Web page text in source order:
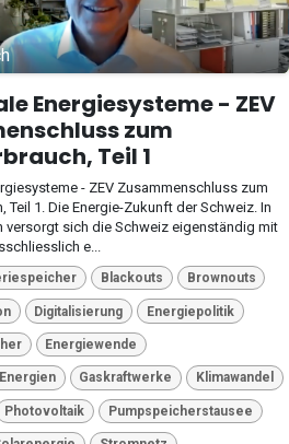
Energiesysteme - ZEV
zum
Teil 1
- ZEV Zusammenschluss zum
Teil 1. Die Energie-Zukunft der Schweiz. In
versorgt sich die Schweiz eigenständig mit
e...
Blackouts Brownouts
Digitalisierung Energiepolitik
Energiewende
Gaskraftwerke Klimawandel
Photovoltaik Pumpspeicherstausee